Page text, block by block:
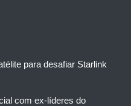
para desafiar Starlink
com ex-líderes do